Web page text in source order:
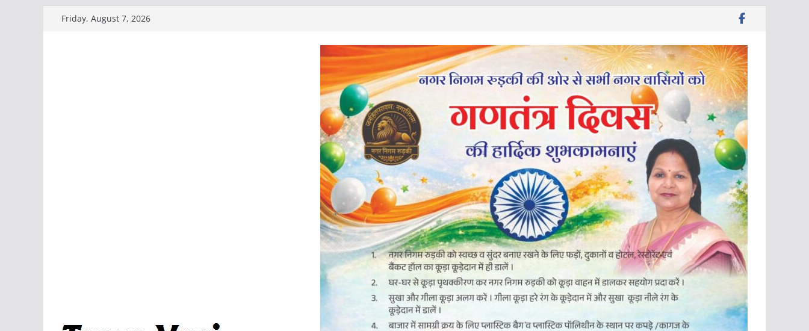
Friday, August 7, 2026